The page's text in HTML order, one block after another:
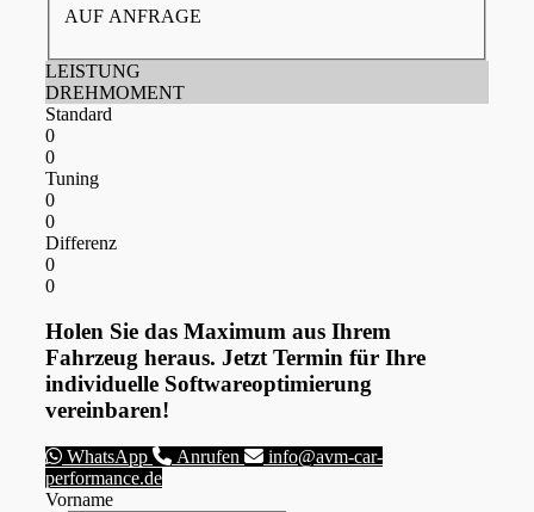
AUF ANFRAGE
LEISTUNG
DREHMOMENT
Standard
0
0
Tuning
0
0
Differenz
0
0
Holen Sie das Maximum aus Ihrem
Fahrzeug heraus. Jetzt Termin für Ihre
individuelle Softwareoptimierung
vereinbaren!
WhatsApp Anrufen
info@avm-car-
performance.de
Vorname